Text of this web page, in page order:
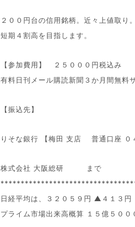
２００円台の信用銘柄。近々上値取り。
短期４割高を目指します。
【参加費用】 ２５０００円税込み
有料日刊メール購読新聞３か月間無料
【振込先】
りそな銀行 【梅田 支店 普通口座 ０
株式会社 大阪総研 まで
日経平均は、３２０５９円 ▲４１３円
プライム市場出来高概算 １５億５００